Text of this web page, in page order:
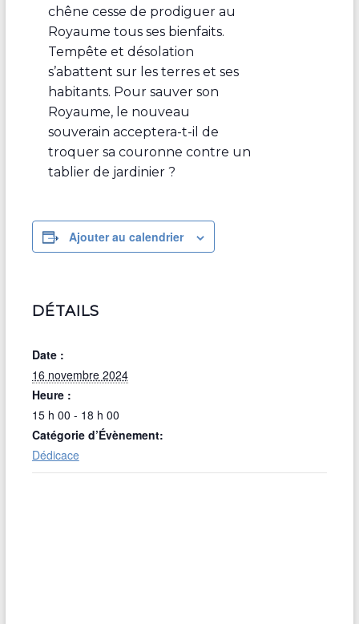
chêne cesse de prodiguer au
Royaume tous ses bienfaits.
Tempête et désolation
s’abattent sur les terres et ses
habitants. Pour sauver son
Royaume, le nouveau
souverain acceptera-t-il de
troquer sa couronne contre un
tablier de jardinier ?
Ajouter au calendrier
DÉTAILS
Date :
16 novembre 2024
Heure :
15 h 00 - 18 h 00
Catégorie d’Évènement:
Dédicace